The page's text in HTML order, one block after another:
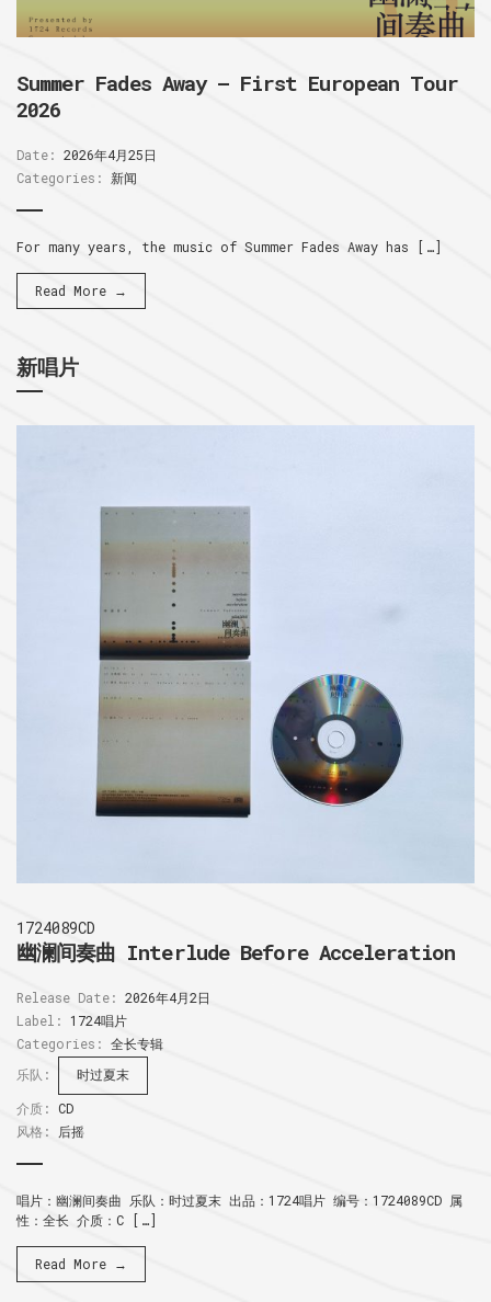
Summer Fades Away – First European Tour
2026
Date: 2026年4月25日
Categories:
新闻
For many years, the music of Summer Fades Away has […]
Read More →
新唱片
1724089CD
幽澜间奏曲 Interlude Before Acceleration
Release Date: 2026年4月2日
Label:
1724唱片
Categories: 全长专辑
乐队:
时过夏末
介质: CD
风格:
后摇
唱片：幽澜间奏曲 乐队：时过夏末 出品：1724唱片 编号：1724089CD 属
性：全长 介质：C […]
Read More →